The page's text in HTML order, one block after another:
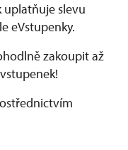
slevu
eVstupenky.
zakoupit až